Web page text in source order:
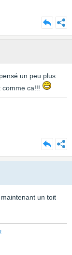
un peu plus
comme ca!!!
un toit